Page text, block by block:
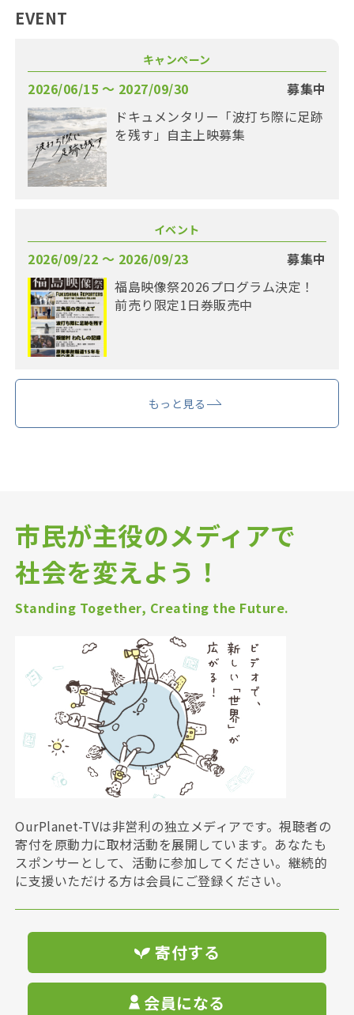
EVENT
キャンペーン
2026/06/15 〜 2027/09/30
募集中
ドキュメンタリー「波打ち際に足跡
を残す」自主上映募集
イベント
2026/09/22 〜 2026/09/23
募集中
福島映像祭2026プログラム決定！
前売り限定1日券販売中
もっと見る
市民が主役のメディアで
社会を変えよう！
Standing Together, Creating the Future.
OurPlanet-TVは非営利の独立メディアです。視聴者の
寄付を原動力に取材活動を展開しています。あなたも
スポンサーとして、活動に参加してください。継続的
に支援いただける方は会員にご登録ください。
寄付する
会員になる